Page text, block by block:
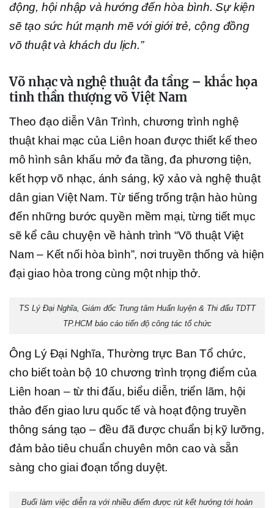
động, hội nhập và hướng đến hòa bình. Sự kiện
sẽ tạo sức hút mạnh mẽ với giới trẻ, cộng đồng
võ thuật và khách du lịch.”
Võ nhạc và nghệ thuật đa tầng – khắc họa
tinh thần thượng võ Việt Nam
Theo đạo diễn Vân Trình, chương trình nghệ
thuật khai mạc của Liên hoan được thiết kế theo
mô hình sân khấu mở đa tầng, đa phương tiện,
kết hợp võ nhạc, ánh sáng, kỹ xảo và nghệ thuật
dân gian Việt Nam. Từ tiếng trống trận hào hùng
đến những bước quyền mềm mại, từng tiết mục
sẽ kể câu chuyện về hành trình “Võ thuật Việt
Nam – Kết nối hòa bình”, nơi truyền thống và hiện
đại giao hòa trong cùng một nhịp thở.
TS Lý Đại Nghĩa, Giám đốc Trung tâm Huấn luyện & Thi đấu TDTT
TP.HCM báo cáo tiến độ công tác tổ chức
Ông Lý Đại Nghĩa, Thường trực Ban Tổ chức,
cho biết toàn bộ 10 chương trình trọng điểm của
Liên hoan – từ thi đấu, biểu diễn, triển lãm, hội
thảo đến giao lưu quốc tế và hoạt động truyền
thông sáng tạo – đều đã được chuẩn bị kỹ lưỡng,
đảm bảo tiêu chuẩn chuyên môn cao và sẵn
sàng cho giai đoạn tổng duyệt.
Buổi làm việc diễn ra với nhiều điểm được rút kết hướng tới hoàn